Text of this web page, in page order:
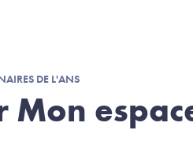
DE L'ANS
Mon